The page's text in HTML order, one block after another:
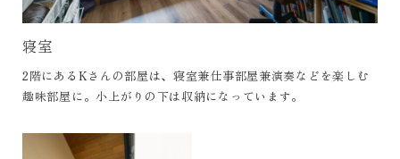
寝室
2階にあるKさんの部屋は、寝室兼仕事部屋兼演奏などを楽しむ
趣味部屋に。小上がりの下は収納になっています。